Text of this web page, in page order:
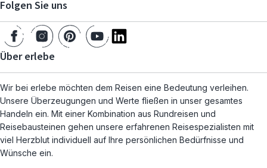
Folgen Sie uns
Über erlebe
Wir bei erlebe möchten dem Reisen eine Bedeutung verleihen.
Unsere Überzeugungen und Werte fließen in unser gesamtes
Handeln ein. Mit einer Kombination aus Rundreisen und
Reisebausteinen gehen unsere erfahrenen Reisespezialisten mit
viel Herzblut individuell auf Ihre persönlichen Bedürfnisse und
Wünsche ein.